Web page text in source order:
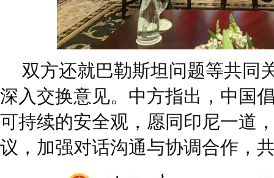
双方还就巴勒斯坦问题等共同
深入交换意见。中方指出，中国
可持续的安全观，愿同印尼一道
议，加强对话沟通与协调合作，